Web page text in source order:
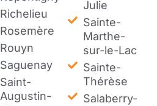
Richelieu
Rosemère
Rouyn
Saguenay
Saint-
Augustin-
Julie
Sainte-
Marthe-
sur-le-Lac
Sainte-
Thérèse
Salaberry-